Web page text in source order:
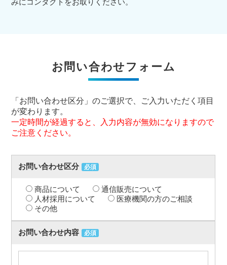
みにコンタクトをお取りください。
お問い合わせフォーム
「お問い合わせ区分」のご選択で、ご入力いただく項目
が変わります。
一定時間が経過すると、入力内容が無効になりますので
ご注意ください。
お問い合わせ区分 必須
商品について
通信販売について
人材採用について
医療機関の方のご相談
その他
お問い合わせ内容 必須